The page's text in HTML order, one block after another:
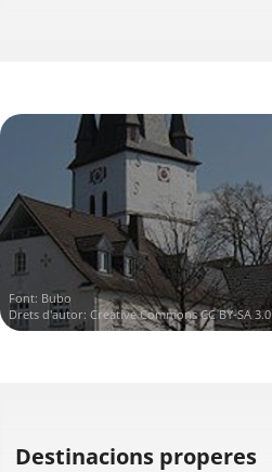
Font: Bubo
Drets d'autor: Creative Commons CC BY-SA 3.0
Destinacions properes